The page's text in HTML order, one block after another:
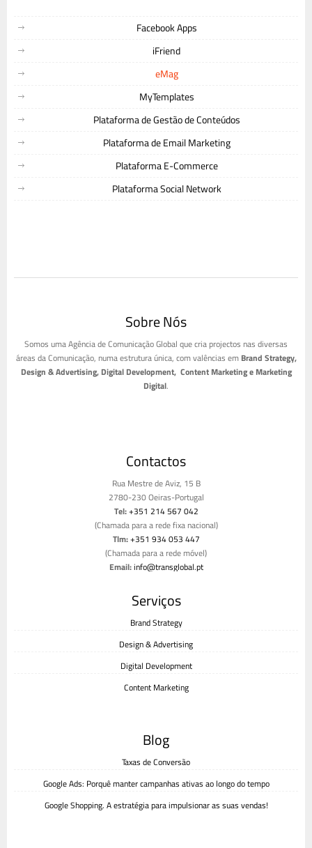
Facebook Apps
iFriend
eMag
MyTemplates
Plataforma de Gestão de Conteúdos
Plataforma de Email Marketing
Plataforma E-Commerce
Plataforma Social Network
Sobre Nós
Somos uma Agência de Comunicação Global que cria projectos nas diversas
áreas da Comunicação, numa estrutura única, com valências em Brand Strategy,
Design & Advertising, Digital Development, Content Marketing e Marketing
Digital.
Contactos
Rua Mestre de Aviz, 15 B
2780-230 Oeiras-Portugal
Tel:+351 214 567 042
(Chamada para a rede fixa nacional)
Tlm:+351 934 053 447
(Chamada para a rede móvel)
Email:info@transglobal.pt
Serviços
Brand Strategy
Design & Advertising
Digital Development
Content Marketing
Blog
Taxas de Conversão
Google Ads: Porquê manter campanhas ativas ao longo do tempo
Google Shopping. A estratégia para impulsionar as suas vendas!